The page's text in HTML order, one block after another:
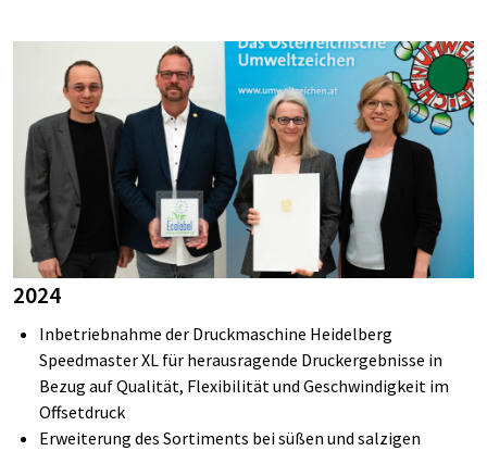
2024
Inbetriebnahme der Druckmaschine Heidelberg
Speedmaster XL für herausragende Druckergebnisse in
Bezug aufQualität, Flexibilität und Geschwindigkeit im
Offsetdruck
Erweiterung des Sortiments bei süßen und salzigen